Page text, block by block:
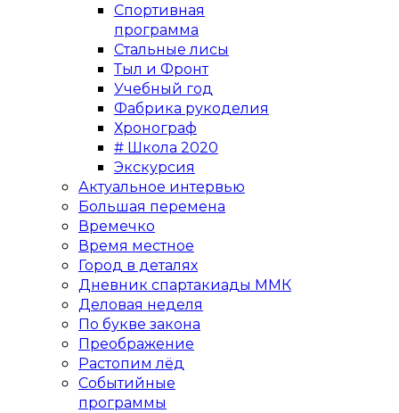
Спортивная
программа
Стальные лисы
Тыл и Фронт
Учебный год
Фабрика рукоделия
Хронограф
# Школа 2020
Экскурсия
Актуальное интервью
Большая перемена
Времечко
Время местное
Город в деталях
Дневник спартакиады ММК
Деловая неделя
По букве закона
Преображение
Растопим лёд
Событийные
программы